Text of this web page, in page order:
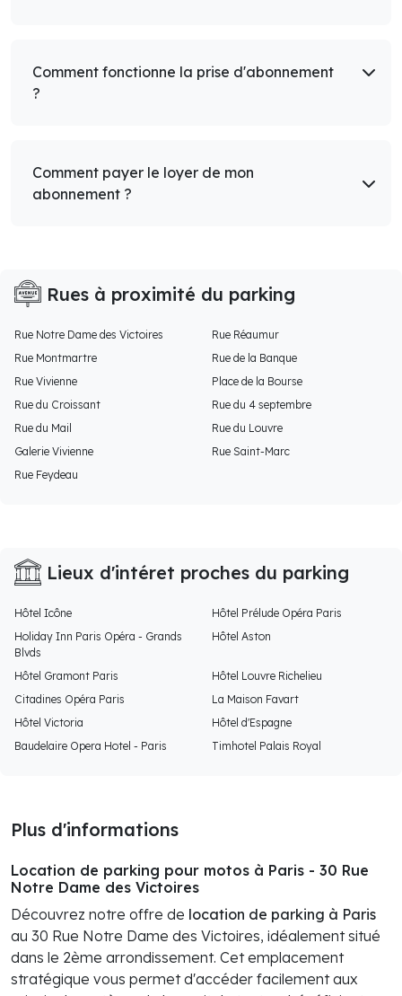
Comment fonctionne la prise d'abonnement
?
Comment payer le loyer de mon
abonnement ?
Rues à proximité du parking
Rue Notre Dame des Victoires
Rue Réaumur
Rue Montmartre
Rue de la Banque
Rue Vivienne
Place de la Bourse
Rue du Croissant
Rue du 4 septembre
Rue du Mail
Rue du Louvre
Galerie Vivienne
Rue Saint-Marc
Rue Feydeau
Lieux d'intéret proches du parking
Hôtel Icône
Hôtel Prélude Opéra Paris
Holiday Inn Paris Opéra - Grands
Blvds
Hôtel Aston
Hôtel Gramont Paris
Hôtel Louvre Richelieu
Citadines Opéra Paris
La Maison Favart
Hôtel Victoria
Hôtel d'Espagne
Baudelaire Opera Hotel - Paris
Timhotel Palais Royal
Plus d'informations
Location de parking pour motos à Paris - 30 Rue
Notre Dame des Victoires
Découvrez notre offre de location de parking à Paris
au 30 Rue Notre Dame des Victoires, idéalement situé
dans le 2ème arrondissement. Cet emplacement
stratégique vous permet d'accéder facilement aux